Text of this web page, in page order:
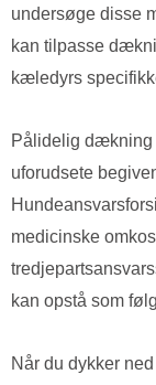
undersøge disse
kan tilpasse
kæledyrs
Pålidelig dækning
uforudsete
medicinske
kan opstå som
Når du dykker